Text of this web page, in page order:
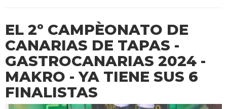
EL 2º CAMPÈONATO DE
CANARIAS DE TAPAS -
GASTROCANARIAS 2024 -
MAKRO - YA TIENE SUS 6
FINALISTAS